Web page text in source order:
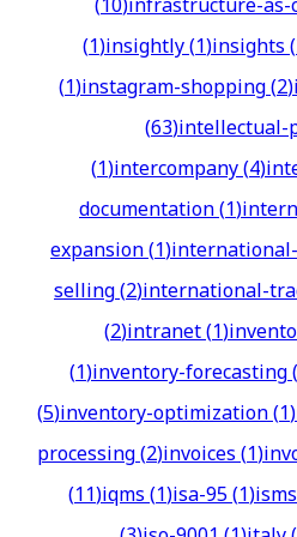
(1)insightly(1)insights(
(1)instagram-shopping(2)
(63)
(1)intercompany(4)
documentation(1)
expansion(1)
selling(2)international-
(2)intranet(1)
(1)inventory-forecasting(
(5)inventory-optimization(1)
processing(2)invoices(1)
(11)iqms(1)isa-95(1)isms